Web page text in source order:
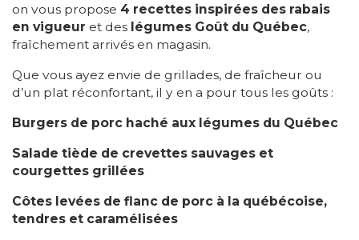
on vous propose 4 recettes inspirées des rabais
en vigueur et des légumes Goût du Québec,
fraîchement arrivés en magasin.
Que vous ayez envie de grillades, de fraîcheur ou
d’un plat réconfortant, il y en a pour tous les goûts :
Burgers de porc haché aux légumes du Québec
Salade tiède de crevettes sauvages et
courgettes grillées
Côtes levées de flanc de porc à la québécoise,
tendres et caramélisées